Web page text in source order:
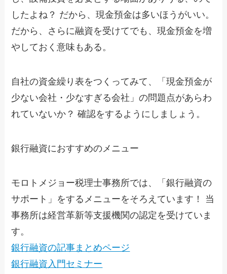
したよね？ だから、現金預金は多いほうがいい。
だから、さらに融資を受けてでも、現金預金を増
やしておく意味もある。
自社の資金繰り表をつくってみて、「現金預金が
少ない会社・少なすぎる会社」の問題点があらわ
れていないか？ 確認をするようにしましょう。
銀行融資におすすめのメニュー
モロトメジョー税理士事務所では、「銀行融資の
サポート」をするメニューをそろえています！ 当
事務所は経営革新等支援機関の認定を受けていま
す。
銀行融資の記事まとめページ
銀行融資入門セミナー